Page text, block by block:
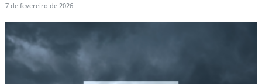
7 de fevereiro de 2026